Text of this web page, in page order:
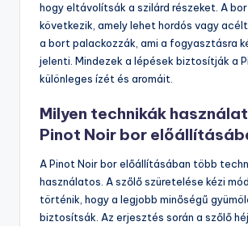
hogy eltávolítsák a szilárd részeket. A
következik, amely lehet hordós vagy
a bort palackozzák, ami a fogyasztásra
jelenti. Mindezek a lépések biztosítják a
különleges ízét és aromáit.
Milyen technikák
Pinot Noir bor
A Pinot Noir bor előállításában több
használatos. A szőlő szüretelése kézi
történik, hogy a legjobb minőségű
biztosítsák. Az erjesztés során a szőlő